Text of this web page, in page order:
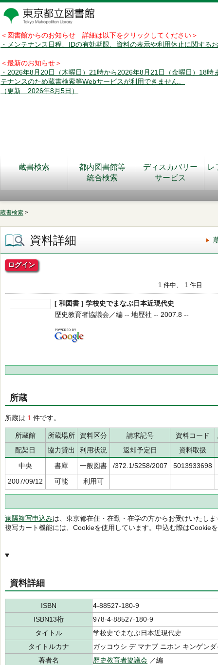
＜図書館からのお知らせ 詳細は以下をクリックしてください＞
・メンテナンス日程、IDの有効期限、資料の表示や利用休止に関する
＜最新のお知らせ＞
・2026年8月20日（木曜日）21時から2026年8月21日（金曜日）18時
テナンスのため蔵書検索等Webサービスが利用できません。
（更新 2026年8月5日）
蔵書検索
都内図書館等
統合検索
ディスカバリー
サービス
レ
蔵書検索 >
資料詳細
ログイン
1 件中、 1 件目
[ 和図書 ] 学校史でまなぶ日本近現代史
歴史教育者協議会／編 -- 地歴社 -- 2007.8 --
所蔵
所蔵は 1 件です。
所蔵館 所蔵場所 資料区分 請求記号 資料コード
配架日
協力貸出 利用状況 返却予定日
資料取扱
中央
書庫 一般図書 /372.1/5258/2007
5013933698
2007/09/12
可能 利用可
遠隔複写申込みは、東京都在住・在勤・在学の方からお受けいたしま
複写カート機能には、Cookieを使用しています。申込む際はCookie
資料詳細
ISBN
4-88527-180-9
ISBN13桁
978-4-88527-180-9
タイトル
学校史でまなぶ日本近現代史
タイトルカナ
ガッコウシ デ マナブ ニホン キンゲンダ
著者名
歴史教育者協議会 ／編